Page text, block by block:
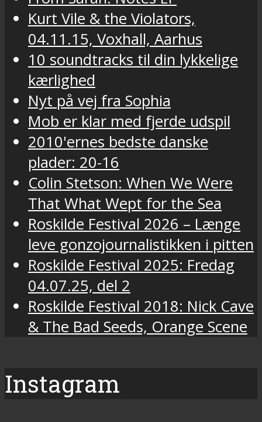
Kurt Vile & the Violators,
04.11.15, Voxhall, Aarhus
10 soundtracks til din lykkelige
kærlighed
Nyt på vej fra Sophia
Mob er klar med fjerde udspil
2010'ernes bedste danske
plader: 20-16
Colin Stetson: When We Were
That What Wept for the Sea
Roskilde Festival 2026 – Længe
leve gonzojournalistikken i pitten
Roskilde Festival 2025: Fredag
04.07.25, del 2
Roskilde Festival 2018: Nick Cave
& The Bad Seeds, Orange Scene
Instagram